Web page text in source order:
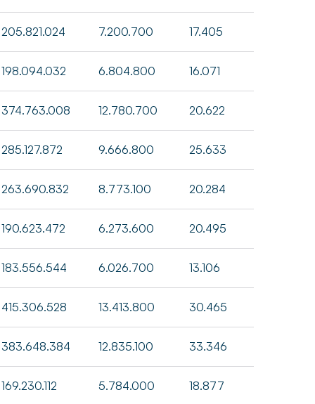
205.821.024 7.200.700 17.405
198.094.032 6.804.800 16.071
374.763.008 12.780.700 20.622
285.127.872 9.666.800 25.633
263.690.832 8.773.100 20.284
190.623.472 6.273.600 20.495
183.556.544 6.026.700 13.106
415.306.528 13.413.800 30.465
383.648.384 12.835.100 33.346
169.230.112 5.784.000 18.877